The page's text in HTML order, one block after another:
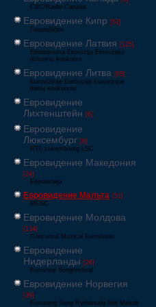
CBC/Radio-Canada
Евровидение Кипр [52]
Γιουροβίζιον
Евровидение Латвия [125]
Eirodziesma Eirovīzija Eirovīzijas
dziesmu konkurss
Евровидение Литва [65]
Eurovizijoje Eurovizija Eurovizijos
dainų konkursas
Евровидение
Лихтенштейн [6]
Евровидение
Люксембург [6]
RTL Luxembourg LSC
Евровидение Македония
[24]
Евровизија
Евровидение Мальта [51]
MESC
Евровидение Молдова
[134]
Concursul Muzical Eurovision
Евровидение
Нидерланды [26]
Eurovisie Songfestival
Евровидение Норвегия
[39]
Eurosong Sang Ryddesalg Nrk Melodi